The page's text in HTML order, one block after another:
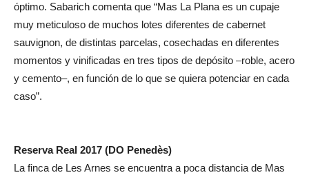
óptimo. Sabarich comenta que “Mas La Plana es un cupaje
muy meticuloso de muchos lotes diferentes de cabernet
sauvignon, de distintas parcelas, cosechadas en diferentes
momentos y vinificadas en tres tipos de depósito –roble, acero
y cemento–, en función de lo que se quiera potenciar en cada
caso”.
Reserva Real 2017 (DO Penedès)
La finca de Les Arnes se encuentra a poca distancia de Mas